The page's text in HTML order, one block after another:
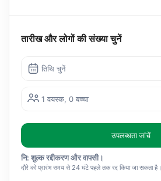
तारीख और लोगों की संख्या चुनें
तिथि चुनें
1 वयस्क, 0 बच्चा
उपलब्धता जांचें
नि: शुल्क रद्दीकरण और वापसी।
दौरे को प्रारंभ समय से 24 घंटे पहले तक रद्द किया जा सकता है।